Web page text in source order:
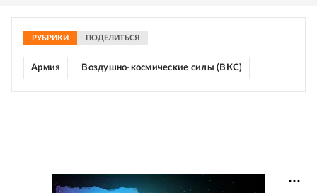
РУБРИКИ ПОДЕЛИТЬСЯ
Армия Воздушно-космические силы (ВКС)